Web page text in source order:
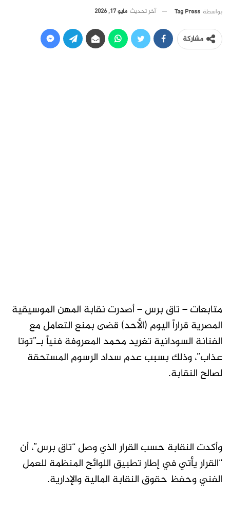
بواسطة Tag Press آخر تحديث مايو 17, 2026
مشاركة
متابعات – تاق برس – أصدرت نقابة المهن الموسيقية
المصرية قراراً اليوم (الأحد) قضى بمنع التعامل مع
الفنانة السودانية تغريد محمد المعروفة فنياً بـ”توتا
عذاب”، وذلك بسبب عدم سداد الرسوم المستحقة
لصالح النقابة.
وأكدت النقابة حسب القرار الذي وصل “تاق برس”، أن
“القرار يأتي في إطار تطبيق اللوائح المنظمة للعمل
الفني وحفظ حقوق النقابة المالية والإدارية.